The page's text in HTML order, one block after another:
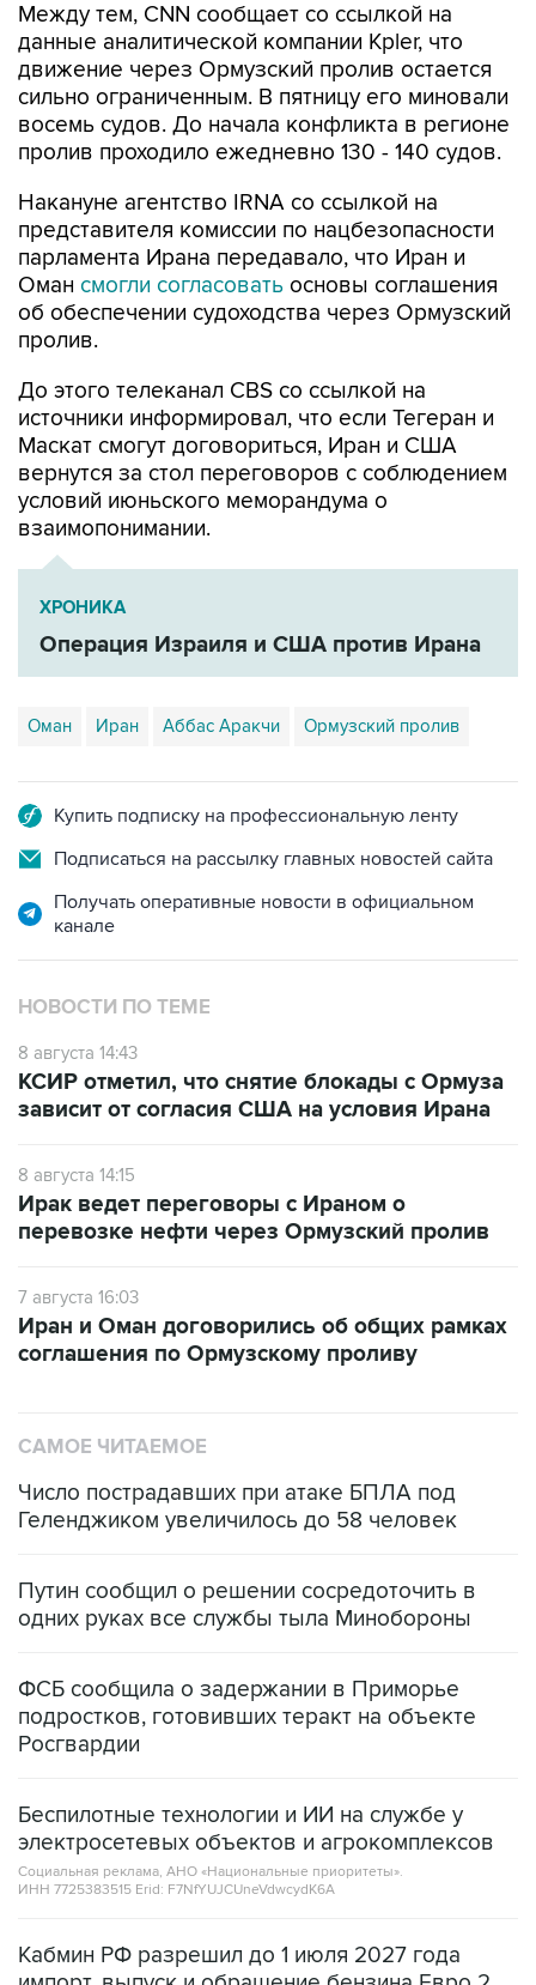
Между тем, CNN сообщает со ссылкой на
данные аналитической компании Kpler, что
движение через Ормузский пролив остается
сильно ограниченным. В пятницу его миновали
восемь судов. До начала конфликта в регионе
пролив проходило ежедневно 130 - 140 судов.
Накануне агентство IRNA со ссылкой на
представителя комиссии по нацбезопасности
парламента Ирана передавало, что Иран и
Оман смогли согласовать основы соглашения
об обеспечении судоходства через Ормузский
пролив.
До этого телеканал CBS со ссылкой на
источники информировал, что если Тегеран и
Маскат смогут договориться, Иран и США
вернутся за стол переговоров с соблюдением
условий июньского меморандума о
взаимопонимании.
ХРОНИКА
Операция Израиля и США против Ирана
Оман Иран Аббас Аракчи Ормузский пролив
Купить подписку на профессиональную ленту
Подписаться на рассылку главных новостей сайта
Получать оперативные новости в официальном
канале
НОВОСТИ ПО ТЕМЕ
8 августа 14:43
КСИР отметил, что снятие блокады с Ормуза
зависит от согласия США на условия Ирана
8 августа 14:15
Ирак ведет переговоры с Ираном о
перевозке нефти через Ормузский пролив
7 августа 16:03
Иран и Оман договорились об общих рамках
соглашения по Ормузскому проливу
САМОЕ ЧИТАЕМОЕ
Число пострадавших при атаке БПЛА под
Геленджиком увеличилось до 58 человек
Путин сообщил о решении сосредоточить в
одних руках все службы тыла Минобороны
ФСБ сообщила о задержании в Приморье
подростков, готовивших теракт на объекте
Росгвардии
Беспилотные технологии и ИИ на службе у
электросетевых объектов и агрокомплексов
Социальная реклама, АНО «Национальные приоритеты».
ИНН 7725383515 Erid: F7NfYUJCUneVdwcydK6A
Кабмин РФ разрешил до 1 июля 2027 года